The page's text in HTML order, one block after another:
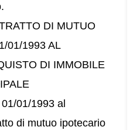
DI MUTUO
01/1993 AL
DI IMMOBILE
01/1993 al
di mutuo ipotecario